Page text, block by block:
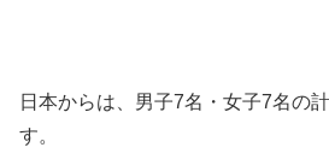
日本からは、男子7名・女子7名の
す。